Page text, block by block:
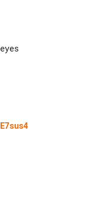
E7sus4